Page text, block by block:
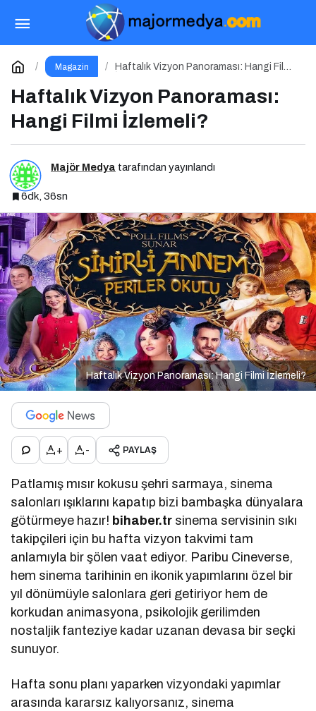
Magazin
Haftalık Vizyon Panoraması: Hangi Filmi
Haftalık Vizyon Panoraması:
Hangi Filmi İzlemeli?
Majör Medya tarafından yayınlandı
6dk, 36sn
Haftalık Vizyon Panoraması: Hangi Filmi İzlemeli?
+ - PAYLAŞ
Patlamış mısır kokusu şehri sarmaya, sinema
salonları ışıklarını kapatıp bizi bambaşka dünyalara
götürmeye hazır! bihaber.tr sinema servisinin sıkı
takipçileri için bu hafta vizyon takvimi tam
anlamıyla bir şölen vaat ediyor. Paribu Cineverse,
hem sinema tarihinin en ikonik yapımlarını özel bir
yıl dönümüyle salonlara geri getiriyor hem de
korkudan animasyona, psikolojik gerilimden
nostaljik fanteziye kadar uzanan devasa bir seçki
sunuyor.
Hafta sonu planı yaparken vizyondaki yapımlar
arasında kararsız kalıyorsanız, sinema
Sinemada Fransızca Rüzgarı
Yorum Yap